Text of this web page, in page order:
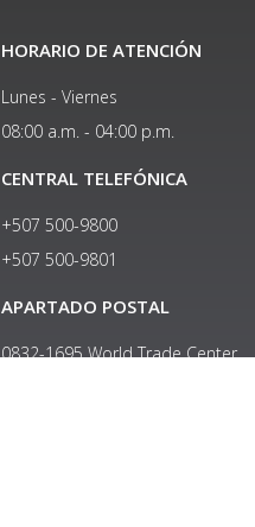
HORARIO DE ATENCIÓN
Lunes - Viernes
08:00 a.m. - 04:00 p.m.
CENTRAL TELEFÓNICA
+507 500-9800
+507 500-9801​
APARTADO POSTAL
0832-1695 World Trade Center